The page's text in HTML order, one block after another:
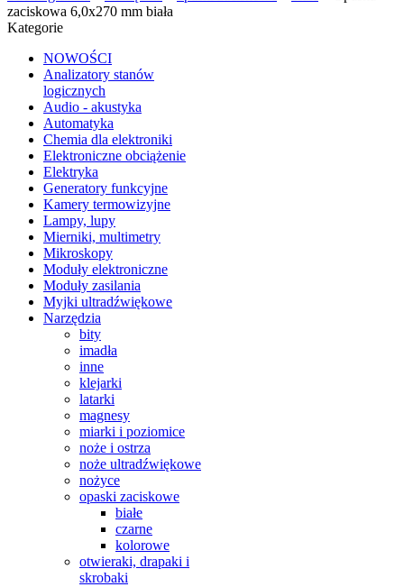
zaciskowa 6,0x270 mm biała
Kategorie
NOWOŚCI
Analizatory stanów
logicznych
Audio - akustyka
Automatyka
Chemia dla elektroniki
Elektroniczne obciążenie
Elektryka
Generatory funkcyjne
Kamery termowizyjne
Lampy, lupy
Mierniki, multimetry
Mikroskopy
Moduły elektroniczne
Moduły zasilania
Myjki ultradźwiękowe
Narzędzia
bity
imadła
inne
klejarki
latarki
magnesy
miarki i poziomice
noże i ostrza
noże ultradźwiękowe
nożyce
opaski zaciskowe
białe
czarne
kolorowe
otwieraki, drapaki i
skrobaki